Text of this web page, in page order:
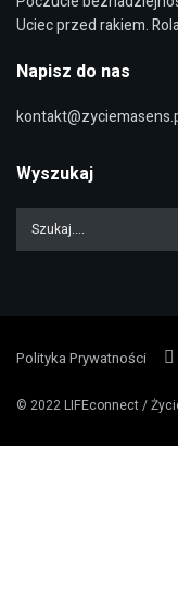
Uciec przed rakiem.
Napisz do nas
Wyszukaj
Polityka Prywatności
© 2022LIFEconnect /